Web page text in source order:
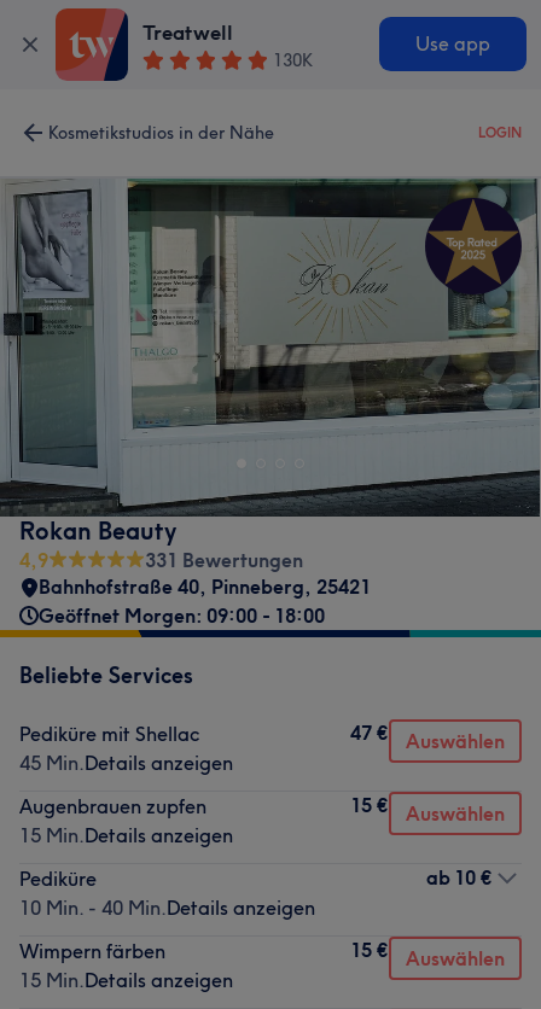
Treatwell
130K
Use app
Kosmetikstudios in der Nähe LOGIN
Rokan Beauty
4,9
331 Bewertungen
Bahnhofstraße 40, Pinneberg, 25421
Geöffnet Morgen: 09:00 - 18:00
Beliebte Services
Pediküre mit Shellac
45 Min.Details anzeigen
47 € Auswählen
Augenbrauen zupfen
15 Min.Details anzeigen
15 € Auswählen
Pediküre
10 Min. - 40 Min.Details anzeigen
ab 10 €
Wimpern färben
15 Min.Details anzeigen
15 € Auswählen